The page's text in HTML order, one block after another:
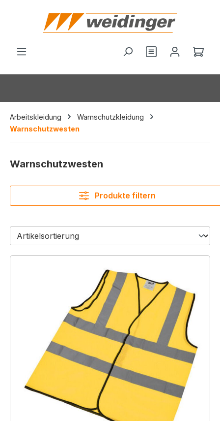
springen
Arbeitskleidung
Warnschutzkleidung
Warnschutzwesten
Warnschutzwesten
Produkte filtern